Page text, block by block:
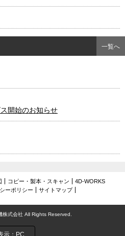
一覧へ
開始のお知らせ
コピー・製本・スキャン
4D-WORKS
ーポリシー サイトマップ
株式会社 All Rights Reserved.
示：PC